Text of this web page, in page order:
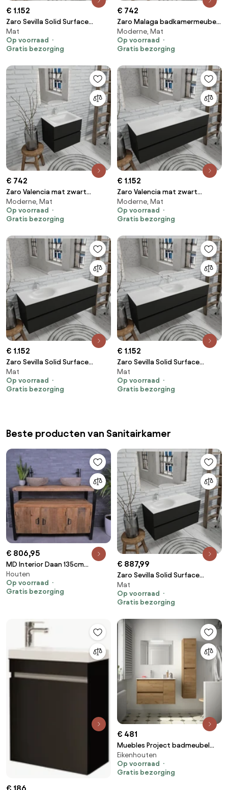
€ 1.152
Zaro Sevilla Solid Surface
badmeubel 150cm mat zwart
geen kraangat met 2 lades
spoelbak rechts
Mat
Op voorraad
Gratis bezorging
€ 742
Zaro Malaga badkamermeubel
60cm mat zwart 1 kraangat
met 2 lades
Moderne, Mat
Op voorraad
Gratis bezorging
€ 742
Zaro Valencia mat zwart
badmeubel 60cm met Solid
Surface wastafel 1 kraangat 2
lades
Moderne, Mat
Op voorraad
Gratis bezorging
€ 1.152
Zaro Valencia mat zwart
badmeubel 150cm met Solid
Surface wastafel 1 kraangat
spoelbak rechts 2 lades
Moderne, Mat
Op voorraad
Gratis bezorging
€ 1.152
Zaro Sevilla Solid Surface
badmeubel 150cm mat zwart 1
kraangat met 2 lades spoelbak
links
Mat
Op voorraad
Gratis bezorging
€ 1.152
Zaro Sevilla Solid Surface
badmeubel 150cm mat zwart
geen kraangat met 2 lades
spoelbak midden
Mat
Op voorraad
Gratis bezorging
Beste producten van Sanitairkamer
€ 806,95
MD Interior Daan 135cm
badkamermeubel mangohout
zonder kommen
Houten
Op voorraad
Gratis bezorging
€ 887,99
Zaro Sevilla Solid Surface
badmeubel 100cm mat zwart 1
kraangat met 2 lades spoelbak
links
Mat
Op voorraad
Gratis bezorging
€ 186
€ 481
Muebles Project badmeubel
85cm met 2 lades links en
wastafel warm eiken
Eikenhouten
Op voorraad
Gratis bezorging